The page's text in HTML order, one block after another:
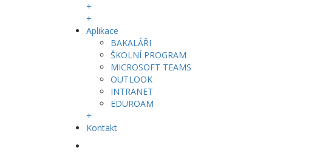
+
+
Aplikace
BAKALÁŘI
ŠKOLNÍ PROGRAM
MICROSOFT TEAMS
OUTLOOK
INTRANET
EDUROAM
+
Kontakt